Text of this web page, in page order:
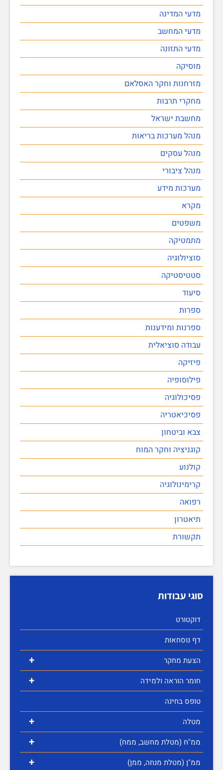
מדעי המדינה
מדעי המחשב
מדעי התזונה
מוסיקה
מזרחנות וחקר האסלאם
מחקרי תרבות
מחשבת ישראל
מנהל מערכות בריאות
מנהל עסקים
מנהל ציבורי
מערכות מידע
מקרא
משפטים
מתמטיקה
סוציולוגיה
סטטיסטיקה
סיעוד
ספרות
ספרנות ומידענות
עבודה סוציאלית
פיזיקה
פילוסופיה
פסיכולוגיה
פסיכיאטריה
צבא וביטחון
קוגניציה וחקר המוח
קולנוע
קרימינולוגיה
רפואה
תיאטרון
תקשורת
סוגי עבודות
דוקטורט
דף נוסחאות
+ הצעת מחקר
+
חומר הוראה ולמידה
טופס בחינה
+ מטלה
+ ממ"ח (מטלת מחשב, ממח)
+
ממ"ן (מטלת מנחה, ממן)